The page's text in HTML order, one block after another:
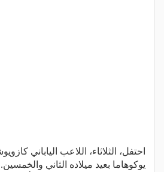
احتفل، الثلاثاء، اللاعب الياباني
يوكوهاما بعيد ميلاده الثاني